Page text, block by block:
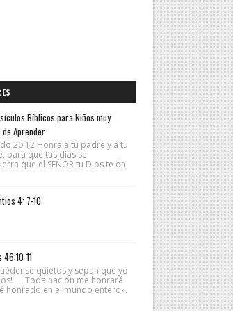
Bíblicos para Niños muy
Aprender
20:12 Honra a tu padre y a tu
para que tus días se
que el SEÑOR tu Dios te da.
4: 7-10
46:10-11
quietos y sepan que yo
Toda nación me honrará.
honrado en el mundo entero».